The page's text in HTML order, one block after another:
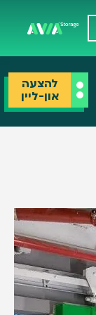
להצעה
און-ליין